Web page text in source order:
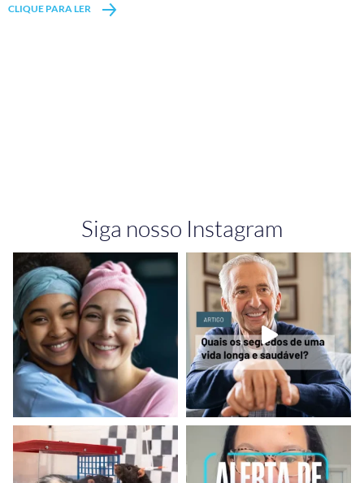
CLIQUE PARA LER
Siga nosso Instagram